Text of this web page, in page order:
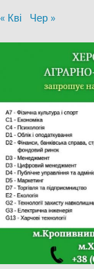
« Кві Чер »